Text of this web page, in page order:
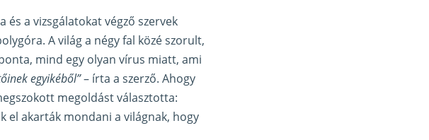
és a vizsgálatokat végző szervek
A világ a négy fal közé szorult,
mind egy olyan vírus miatt, ami
egyikéből”– írta a szerző. Ahogy
megoldást választotta:
el akarták mondani a világnak, hogy